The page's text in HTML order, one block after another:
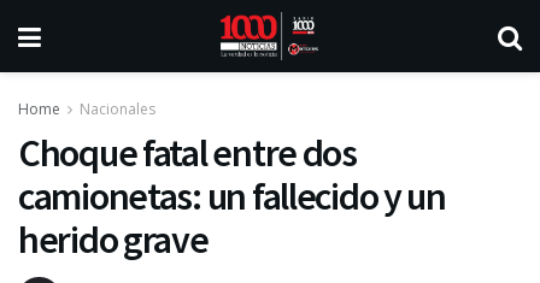
Home Nacionales
Choque fatal entre dos
camionetas: un fallecido y un
herido grave